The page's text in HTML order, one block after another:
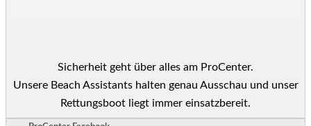
Sicherheit geht über alles am ProCenter.
Unsere Beach Assistants halten genau Ausschau und unser
Rettungsboot liegt immer einsatzbereit.